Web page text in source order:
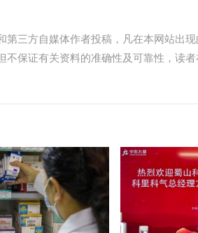
第三方自媒体作者投稿，凡在本网站出
保证有关资料的准确性及可靠性，读